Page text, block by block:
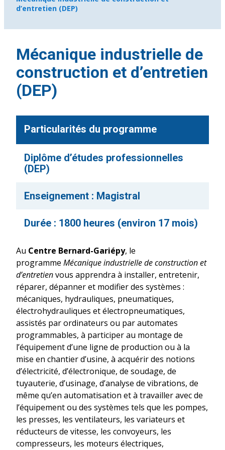
d’entretien (DEP)
Mécanique industrielle de
construction et d’entretien
(DEP)
Particularités du programme
Diplôme d’études professionnelles
(DEP)
Enseignement : Magistral
Durée : 1800 heures (environ 17 mois)
Au Centre Bernard-Gariépy, le
programme Mécanique industrielle de construction et
d’entretienvous apprendra à installer, entretenir,
réparer, dépanner et modifier des systèmes :
mécaniques, hydrauliques, pneumatiques,
électrohydrauliques et électropneumatiques,
assistés par ordinateurs ou par automates
programmables, à participer au montage de
l’équipement d’une ligne de production ou à la
mise en chantier d’usine, à acquérir des notions
d’électricité, d’électronique, de soudage, de
tuyauterie, d’usinage, d’analyse de vibrations, de
même qu’en automatisation et à travailler avec de
l’équipement ou des systèmes tels que les pompes,
les presses, les ventilateurs, les variateurs et
réducteurs de vitesse, les convoyeurs, les
compresseurs, les moteurs électriques,